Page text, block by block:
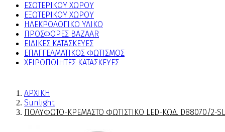
ΕΣΩΤΕΡΙΚΟΥ ΧΩΡΟΥ
ΕΞΩΤΕΡΙΚΟΥ ΧΩΡΟΥ
ΗΛΕΚΡΟΛΟΓΙΚΟ ΥΛΙΚΟ
ΠΡΟΣΦΟΡΕΣ BAZAAR
ΕΙΔΙΚΕΣ ΚΑΤΑΣΚΕΥΕΣ
ΕΠΑΓΓΕΛΜΑΤΙΚΟΣ ΦΩΤΙΣΜΟΣ
ΧΕΙΡΟΠΟΙΗΤΕΣ ΚΑΤΑΣΚΕΥΕΣ
ΑΡΧΙΚΗ
Sunlight
ΠΟΛΥΦΩΤΟ-ΚΡΕΜΑΣΤΟ ΦΩΤΙΣΤΙΚΟ LED-ΚΩΔ. D88070/2-